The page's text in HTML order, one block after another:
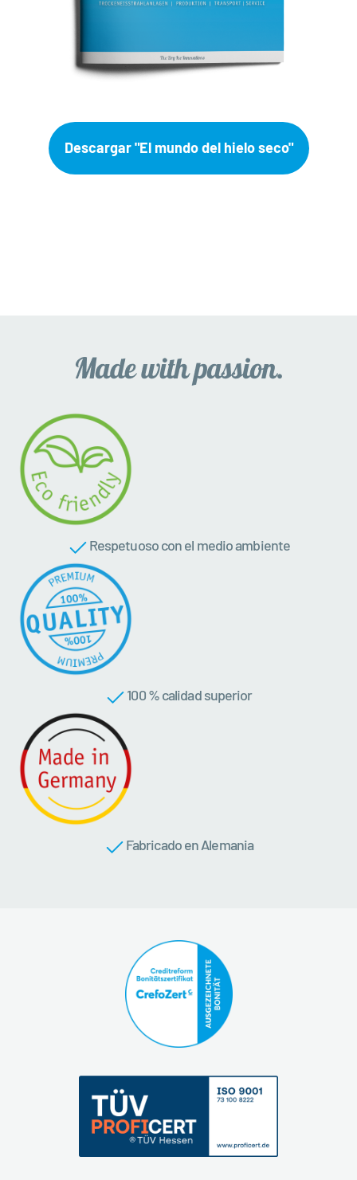
Descargar "El mundo del hielo seco"
Respetuoso con el medio ambiente
100 % calidad superior
Fabricado en Alemania